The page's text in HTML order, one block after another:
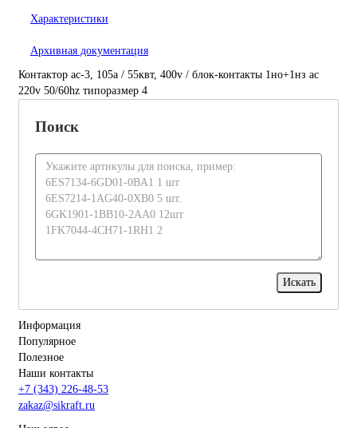
Характеристики
Архивная документация
Контактор ac-3, 105a / 55квт, 400v / блок-контакты 1но+1нз ac
220v 50/60hz типоразмер 4
Поиск
Информация
Популярное
Полезное
Наши контакты
+7 (343) 226-48-53
zakaz@sikraft.ru